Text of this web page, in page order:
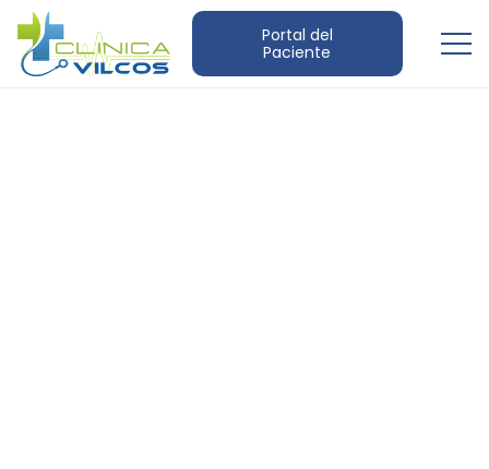
Portal del
Paciente